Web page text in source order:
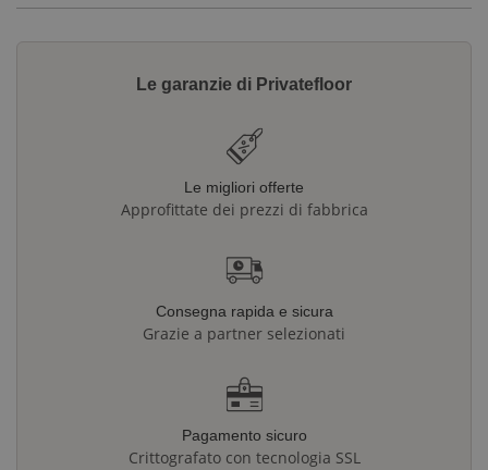
Le garanzie di Privatefloor
Le migliori offerte
Approfittate dei prezzi di fabbrica
Consegna rapida e sicura
Grazie a partner selezionati
Pagamento sicuro
Crittografato con tecnologia SSL